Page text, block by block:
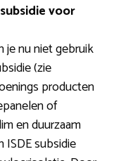
voor
je nu niet gebruik
(zie
producten
of
en duurzaam
ISDE subsidie